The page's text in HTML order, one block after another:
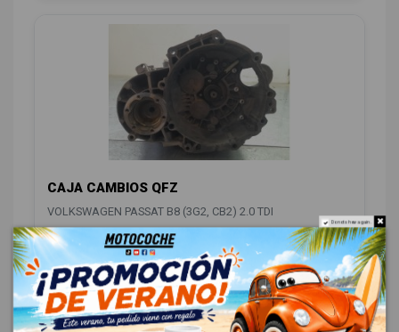
CAJA CAMBIOS QFZ
VOLKSWAGEN PASSAT B8 (3G2, CB2) 2.0 TDI
ID: 1550433
798,00 € Sin IVA
965,58 € Con IVA
Do not show again.